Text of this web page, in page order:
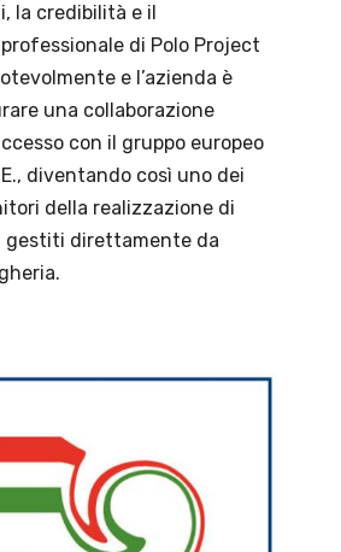
la credibilità e il
di Polo Project
e l’azienda è
una collaborazione
con il gruppo europeo
diventando così uno dei
della realizzazione di
gestiti direttamente da